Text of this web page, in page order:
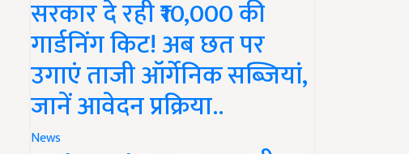
सरकार दे रही ₹10,000 की
गार्डनिंग किट! अब छत पर
उगाएं ताजी ऑर्गेनिक सब्जियां,
जानें आवेदन प्रक्रिया..
News